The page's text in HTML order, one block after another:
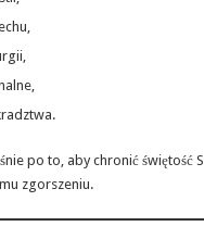
po to, aby chronić świętość
zgorszeniu.